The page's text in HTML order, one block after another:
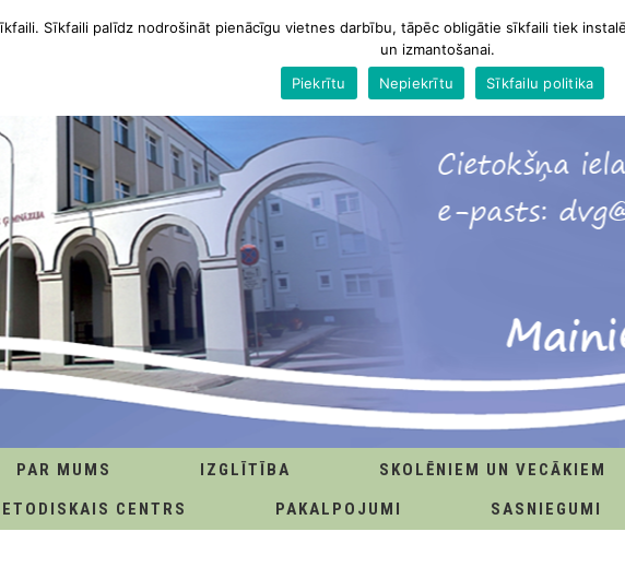
PAR MUMS IZGLĪTĪBA SKOLĒNIEM UN VECĀKIEM
CENTRS PAKALPOJUMI SASNIEGUMI
Sīkfaili palīdz nodrošināt pienācīgu vietnes darbību, tāpēc obligātie sīkfaili tiek
un izmantošanai.
Piekrītu
Nepiekrītu Sīkfailu politika